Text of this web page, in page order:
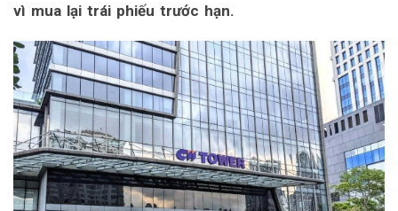
vì mua lại trái phiếu trước hạn.